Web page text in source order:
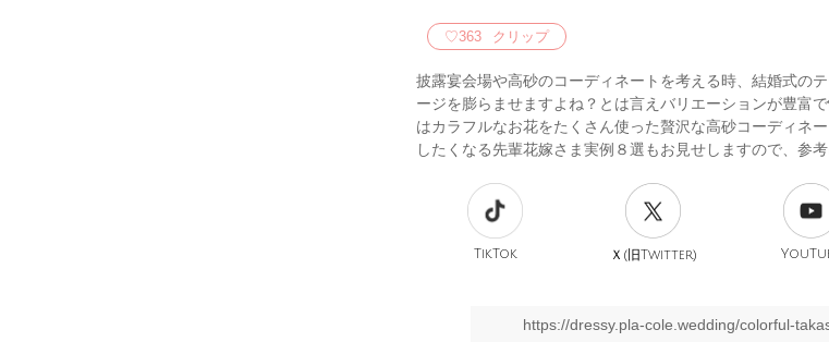
♡363 クリップ
披露宴会場や高砂のコーディネートを考える時、結婚式の
ージを膨らませますよね？とは言えバリエーションが豊富
はカラフルなお花をたくさん使った贅沢な高砂コーディネ
したくなる先輩花嫁さま実例８選もお見せしますので、参
TikTok Ｘ(旧Twitter)
https://dressy.pla-cole.wedding/colorful-